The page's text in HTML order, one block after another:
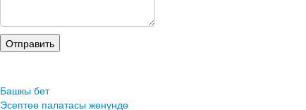
Башкы бет
Эсептөө палатасы жөнүндө